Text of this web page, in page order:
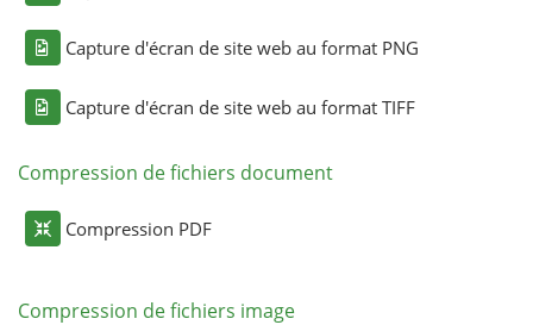
Capture d'écran de site web au format PNG
Capture d'écran de site web au format TIFF
Compression de fichiers document
Compression PDF
Compression de fichiers image